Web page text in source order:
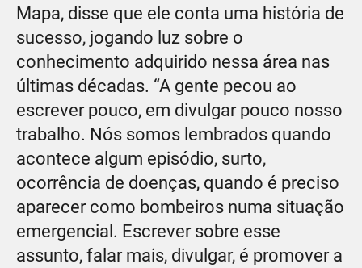
Mapa, disse que ele conta uma história de
sucesso, jogando luz sobre o
conhecimento adquirido nessa área nas
últimas décadas. “A gente pecou ao
escrever pouco, em divulgar pouco nosso
trabalho. Nós somos lembrados quando
acontece algum episódio, surto,
ocorrência de doenças, quando é preciso
aparecer como bombeiros numa situação
emergencial. Escrever sobre esse
assunto, falar mais, divulgar, é promover a